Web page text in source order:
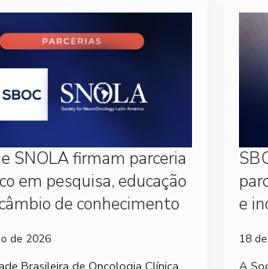
SNOLA firmam parceria
em pesquisa, educação
de conhecimento
de 2026
e
18